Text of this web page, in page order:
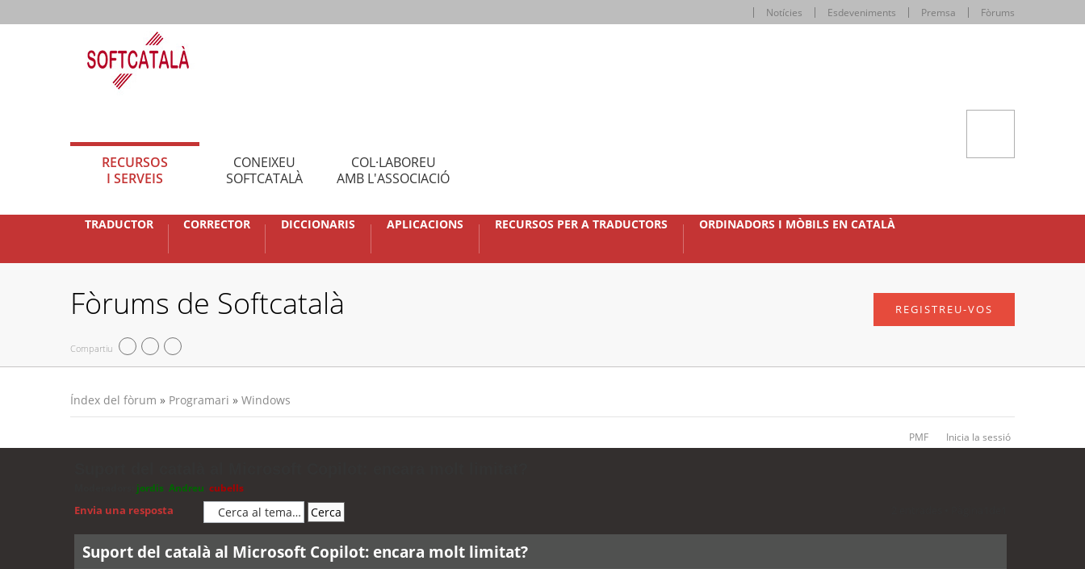
Notícies Esdeveniments Premsa Fòrums
RECURSOS
I SERVEIS
CONEIXEU
SOFTCATALÀ
COL·LABOREU
AMB L'ASSOCIACIÓ
TRADUCTOR CORRECTOR DICCIONARIS APLICACIONS RECURSOS PER A TRADUCTORS ORDINADORS I MÒBILS EN CATALÀ
Fòrums de Softcatalà
Compartiu
REGISTREU-VOS
Índex del fòrum » Programari » Windows
PMF Inicia la sessió
jordis Andreu cubells
Envia una resposta
Suport del català al Microsoft Copilot: encara molt limitat?